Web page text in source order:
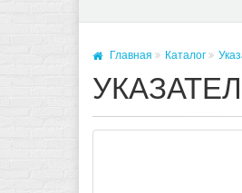
Главная Каталог